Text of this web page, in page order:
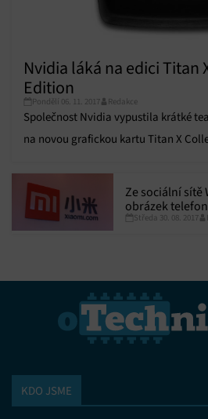
Nvidia láká na edici Titan
Edition
Pondělí 06. 11. 2017 Redakce
Společnost Nvidia vypustila krátké
na novou grafickou kartu Titan X
Ze sociální sítě
obrázek
Středa 30. 08. 2017
KDO JSME